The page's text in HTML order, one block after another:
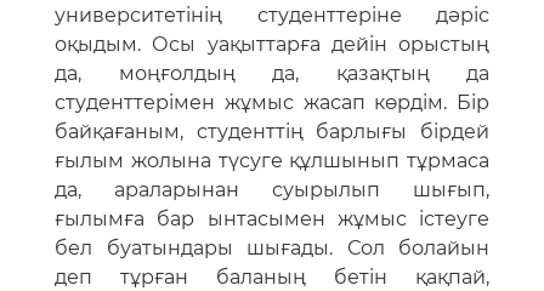
университетінің студенттеріне дәріс
оқыдым. Осы уақыттарға дейін орыстың
да, моңғолдың да, қазақтың да
студенттерімен жұмыс жасап көрдім. Бір
байқағаным, студенттің барлығы бірдей
ғылым жолына түсуге құлшынып тұрмаса
да, араларынан суырылып шығып,
ғылымға бар ынтасымен жұмыс істеуге
бел буатындары шығады. Сол болайын
деп тұрған баланың бетін қақпай,